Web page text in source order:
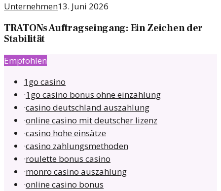
Unternehmen13. Juni 2026
TRATONs Auftragseingang: Ein Zeichen der
Stabilität
Empfohlen
1go casino
·1go casino bonus ohne einzahlung
·casino deutschland auszahlung
·online casino mit deutscher lizenz
·casino hohe einsätze
·casino zahlungsmethoden
·roulette bonus casino
·monro casino auszahlung
·online casino bonus